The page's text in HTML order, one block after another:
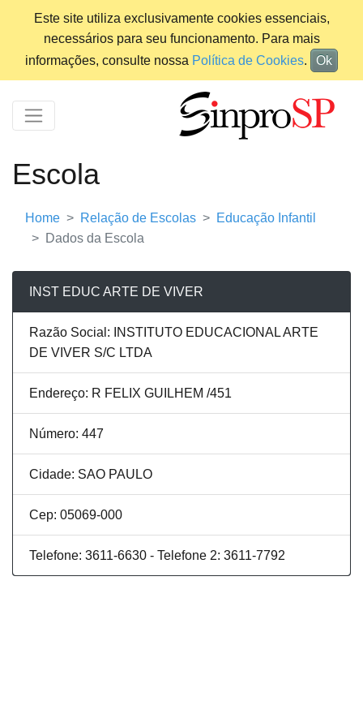
Este site utiliza exclusivamente cookies essenciais,
necessários para seu funcionamento. Para mais
informações, consulte nossa Política de Cookies. Ok
Escola
Home Relação de Escolas
Educação Infantil
Dados da Escola
INST EDUC ARTE DE VIVER
Razão Social: INSTITUTO EDUCACIONAL ARTE
DE VIVER S/C LTDA
Endereço: R FELIX GUILHEM /451
Número: 447
Cidade: SAO PAULO
Cep: 05069-000
Telefone: 3611-6630 - Telefone 2: 3611-7792